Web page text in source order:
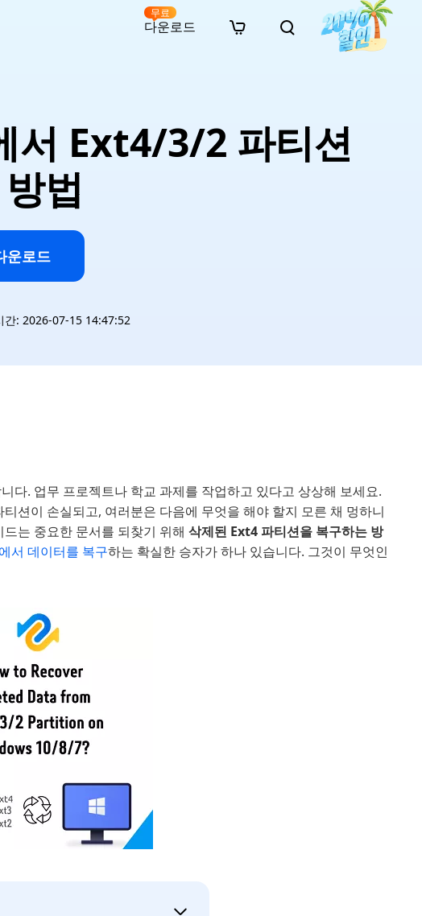
· USB 복구
· 파티션 복구
· 한글 파일 복구
· 오피스 파일 복구
· 동영상 복구
진 화
높이
AI
온라인 사진 복구
온라인 문서 복구
온라인 오디오 복구
· 시네마틱 AI 이미지 프롬프트
· 애니메이션 실사 변환 프롬프트
· 하드 디스크 복사
· 중복 파일 찾기 (Mac)
· C 드라이브 확장
· 디스크 공간 확보 (Win)
· Mac 저장 공간 최적화
다운로드
무료
Ext4/3/2 파티션
법
운로드
간: 2026-07-15 14:47:52
다. 업무 프로젝트나 학교 과제를 작업하고 있다고 상상해 보세요.
션이 손실되고, 여러분은 다음에 무엇을 해야 할지 모른 채 멍하니
는 중요한 문서를 되찾기 위해 삭제된 Ext4 파티션을 복구하는 방
서 데이터를 복구하는 확실한 승자가 하나 있습니다. 그것이 무엇인